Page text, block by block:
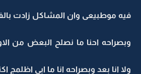
فيه موطبيعى وان المشاكل زادت
وبصراحه احنا ما نصلح البعض من
ولا انا بعد وبصراحه انا ما ابى اظلمج